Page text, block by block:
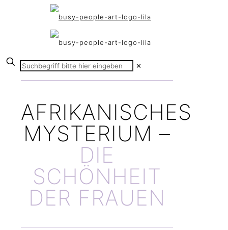
✕
AFRIKANISCHES
MYSTERIUM –
DIE
SCHÖNHEIT
DER FRAUEN